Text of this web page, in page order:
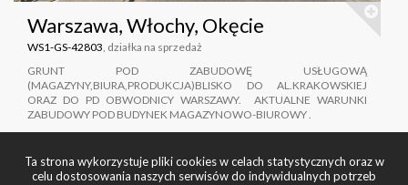
Warszawa, Włochy, Okęcie
WS1-GS-42803, działka na sprzedaż
GRUNT POD ZABUDOWĘ USŁUGOWĄ
(MAGAZYNY,BIURA,PRODUKCJA)BLISKO DO AL.KRAKOWSKIEJ
ORAZ DO PD OBWODNICY WARSZAWY. AKTUALNE WARUNKI
ZABUDOWY POD BUDYNEK MAGAZYNOWO-BIUROWY .
Ta strona wykorzystuje pliki cookies w celach statystycznych oraz w
celu dostosowania naszych serwisów do indywidualnych potrzeb